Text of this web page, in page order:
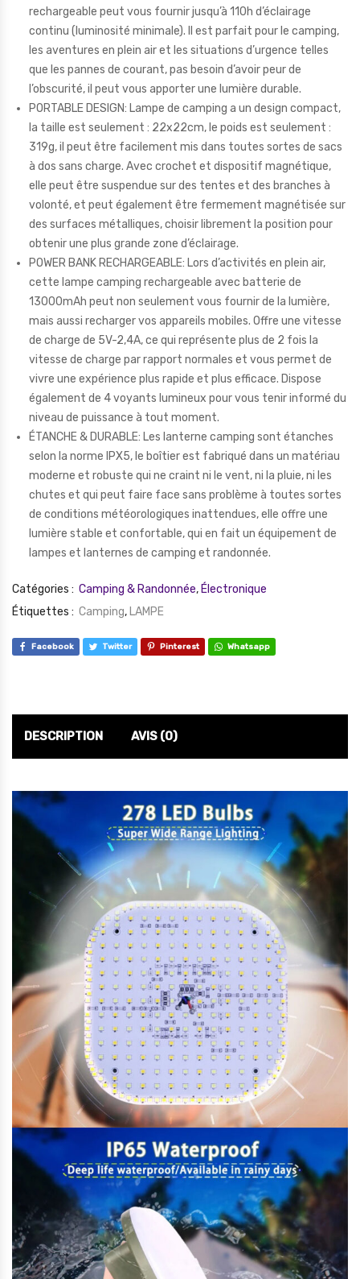
rechargeable peut vous fournir jusqu’à 110h d’éclairage
continu (luminosité minimale). Il est parfait pour le camping,
les aventures en plein air et les situations d’urgence telles
que les pannes de courant, pas besoin d’avoir peur de
l’obscurité, il peut vous apporter une lumière durable.
PORTABLE DESIGN: Lampe de camping a un design compact,
la taille est seulement : 22x22cm, le poids est seulement :
319g, il peut être facilement mis dans toutes sortes de sacs
à dos sans charge. Avec crochet et dispositif magnétique,
elle peut être suspendue sur des tentes et des branches à
volonté, et peut également être fermement magnétisée sur
des surfaces métalliques, choisir librement la position pour
obtenir une plus grande zone d’éclairage.
POWER BANK RECHARGEABLE: Lors d’activités en plein air,
cette lampe camping rechargeable avec batterie de
13000mAh peut non seulement vous fournir de la lumière,
mais aussi recharger vos appareils mobiles. Offre une vitesse
de charge de 5V-2,4A, ce qui représente plus de 2 fois la
vitesse de charge par rapport normales et vous permet de
vivre une expérience plus rapide et plus efficace. Dispose
également de 4 voyants lumineux pour vous tenir informé du
niveau de puissance à tout moment.
ÉTANCHE & DURABLE: Les lanterne camping sont étanches
selon la norme IPX5, le boîtier est fabriqué dans un matériau
moderne et robuste qui ne craint ni le vent, ni la pluie, ni les
chutes et qui peut faire face sans problème à toutes sortes
de conditions météorologiques inattendues, elle offre une
lumière stable et confortable, qui en fait un équipement de
lampes et lanternes de camping et randonnée.
Catégories : Camping & Randonnée, Électronique
Étiquettes : Camping, LAMPE
Facebook Twitter Pinterest Whatsapp
DESCRIPTION AVIS (0)